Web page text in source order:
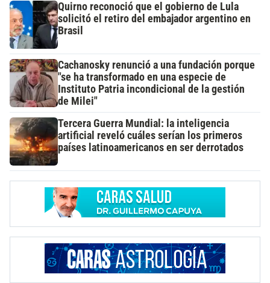
Quirno reconoció que el gobierno de Lula
solicitó el retiro del embajador argentino en
Brasil
Cachanosky renunció a una fundación porque
"se ha transformado en una especie de
Instituto Patria incondicional de la gestión
de Milei"
Tercera Guerra Mundial: la inteligencia
artificial reveló cuáles serían los primeros
países latinoamericanos en ser derrotados